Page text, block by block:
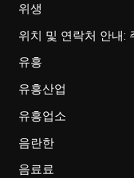
위생
위치 및 연락처 안내:
유흥
유흥산업
유흥업소
음란한
음료료